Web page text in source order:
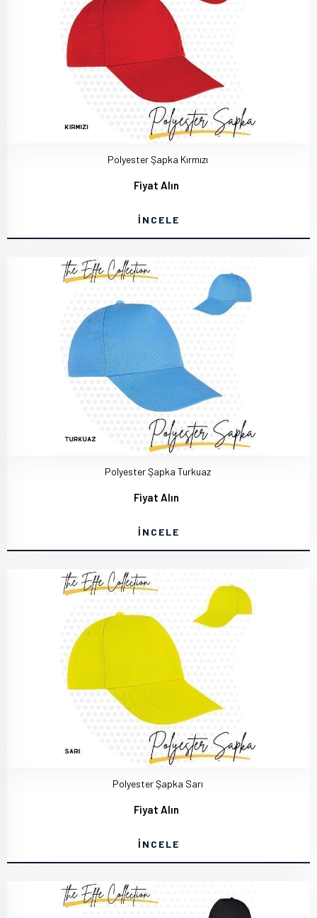
Polyester Şapka Kırmızı
Fiyat Alın
İNCELE
Polyester Şapka Turkuaz
Fiyat Alın
İNCELE
Polyester Şapka Sarı
Fiyat Alın
İNCELE